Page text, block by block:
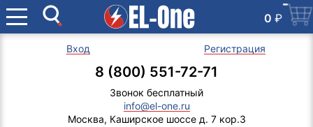
0 ₽
Вход Регистрация
8 (800) 551-72-71
Звонок бесплатный
info@el-one.ru
Москва, Каширское шоссе д. 7 кор.3